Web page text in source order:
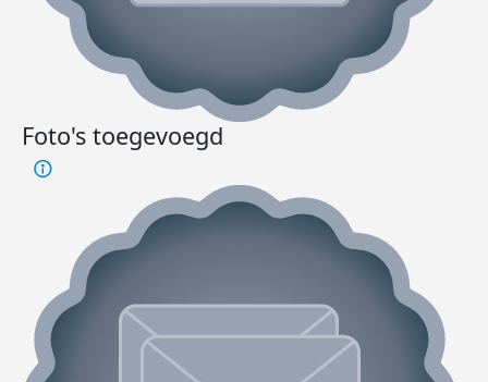
Foto's toegevoegd